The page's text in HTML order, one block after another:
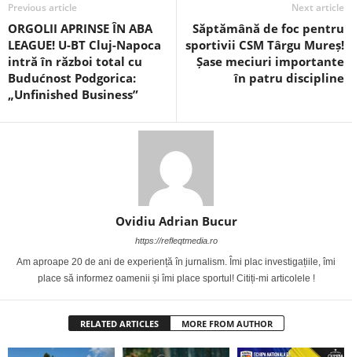
Previous article
ORGOLII APRINSE ÎN ABA
LEAGUE! U-BT Cluj-Napoca
intră în război total cu
Budućnost Podgorica:
„Unfinished Business”
Next article
Săptămână de foc pentru
sportivii CSM Târgu Mureș!
Șase meciuri importante
în patru discipline
Ovidiu Adrian Bucur
https://refleqtmedia.ro
Am aproape 20 de ani de experiență în jurnalism. Îmi plac investigațiile, îmi
place să informez oamenii și îmi place sportul! Citiți-mi articolele !
RELATED ARTICLES MORE FROM AUTHOR